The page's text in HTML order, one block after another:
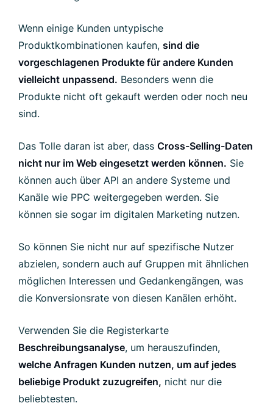
Wenn einige Kunden untypische
Produktkombinationen kaufen, sind die
vorgeschlagenen Produkte für andere Kunden
vielleicht unpassend. Besonders wenn die
Produkte nicht oft gekauft werden oder noch neu
sind.
Das Tolle daran ist aber, dass Cross-Selling-Daten
nicht nur im Web eingesetzt werden können. Sie
können auch über API an andere Systeme und
Kanäle wie PPC weitergegeben werden. Sie
können sie sogar im digitalen Marketing nutzen.
So können Sie nicht nur auf spezifische Nutzer
abzielen, sondern auch auf Gruppen mit ähnlichen
möglichen Interessen und Gedankengängen, was
die Konversionsrate von diesen Kanälen erhöht.
Verwenden Sie die Registerkarte
Beschreibungsanalyse, um herauszufinden,
welche Anfragen Kunden nutzen, um auf jedes
beliebige Produkt zuzugreifen, nicht nur die
beliebtesten.